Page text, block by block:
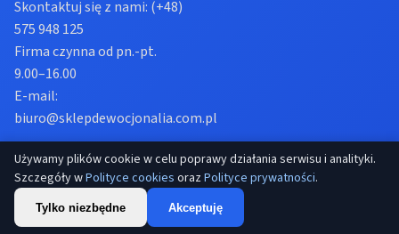
Skontaktuj się z nami: (+48)
575 948 125
Firma czynna od pn.-pt.
9.00–16.00
E-mail:
biuro@sklepdewocjonalia.com.pl
© 2026 Sklep dewocjonalia. Wszelkie prawa zastrzeżone.
Prywatność
Regulamin Ustawienia cookies
Używamy plików cookie w celu poprawy działania serwisu i analityki.
Szczegóły wPolityce cookies orazPolityce prywatności.
Tylko niezbędne Akceptuję